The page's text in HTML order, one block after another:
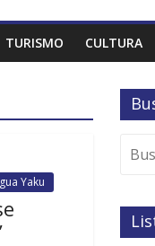
TURISMO CULTURA
Yaku